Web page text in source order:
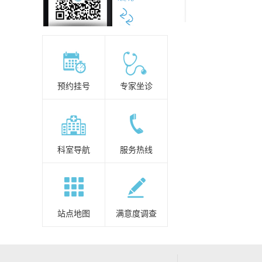
预约挂号 专家坐诊
科室导航 服务热线
站点地图 满意度调查